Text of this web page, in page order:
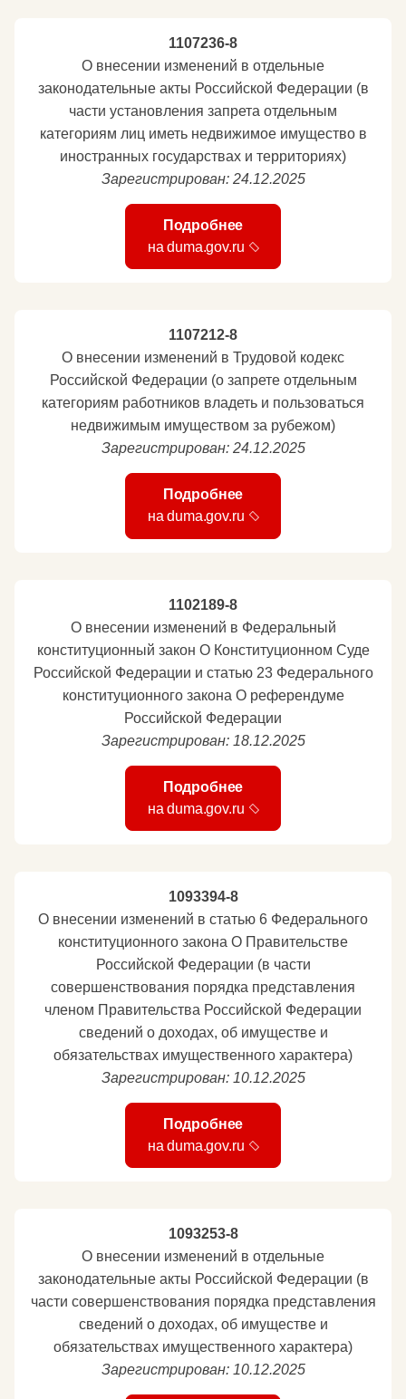
1107236-8
О внесении изменений в отдельные
законодательные акты Российской Федерации (в
части установления запрета отдельным
категориям лиц иметь недвижимое имущество в
иностранных государствах и территориях)
Зарегистрирован: 24.12.2025
Подробнее
на duma.gov.ru
1107212-8
О внесении изменений в Трудовой кодекс
Российской Федерации (о запрете отдельным
категориям работников владеть и пользоваться
недвижимым имуществом за рубежом)
Зарегистрирован: 24.12.2025
Подробнее
на duma.gov.ru
1102189-8
О внесении изменений в Федеральный
конституционный закон О Конституционном Суде
Российской Федерации и статью 23 Федерального
конституционного закона О референдуме
Российской Федерации
Зарегистрирован: 18.12.2025
Подробнее
на duma.gov.ru
1093394-8
О внесении изменений в статью 6 Федерального
конституционного закона О Правительстве
Российской Федерации (в части
совершенствования порядка представления
членом Правительства Российской Федерации
сведений о доходах, об имуществе и
обязательствах имущественного характера)
Зарегистрирован: 10.12.2025
Подробнее
на duma.gov.ru
1093253-8
О внесении изменений в отдельные
законодательные акты Российской Федерации (в
части совершенствования порядка представления
сведений о доходах, об имуществе и
обязательствах имущественного характера)
Зарегистрирован: 10.12.2025